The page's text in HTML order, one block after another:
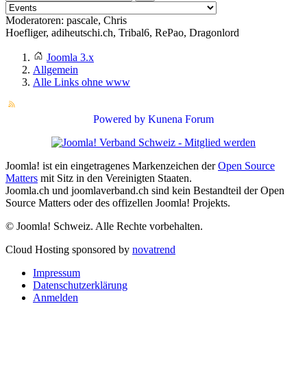
Moderatoren: pascale, Chris
Hoefliger, adiheutschi.ch, Tribal6, RePao, Dragonlord
Joomla 3.x
Allgemein
Alle Links ohne www
Powered by Kunena Forum
Joomla! ist ein eingetragenes Markenzeichen derOpen Source
Matters mit Sitz in den Vereinigten Staaten.
Joomla.ch und joomlaverband.ch sind kein Bestandteil der Open
Source Matters oder des offizellen Joomla! Projekts.
© Joomla! Schweiz. Alle Rechte vorbehalten.
Cloud Hosting sponsored by novatrend
Impressum
Datenschutzerklärung
Anmelden